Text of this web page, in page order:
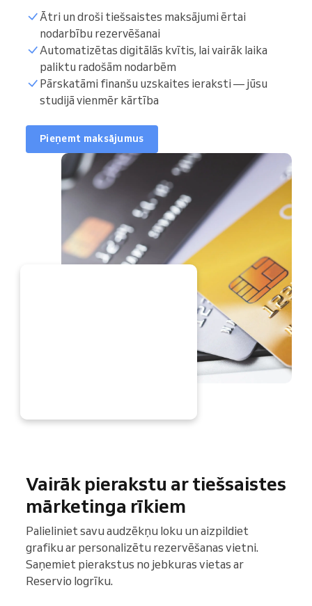
Ātri un droši tiešsaistes maksājumi ērtai
nodarbību rezervēšanai
Automatizētas digitālās kvītis, lai vairāk laika
paliktu radošām nodarbēm
Pārskatāmi finanšu uzskaites ieraksti — jūsu
studijā vienmēr kārtība
Pieņemt maksājumus
Vairāk pierakstu ar tiešsaistes
mārketinga rīkiem
Palieliniet savu audzēkņu loku un aizpildiet
grafiku ar personalizētu rezervēšanas vietni.
Saņemiet pierakstus no jebkuras vietas ar
Reservio logrīku.